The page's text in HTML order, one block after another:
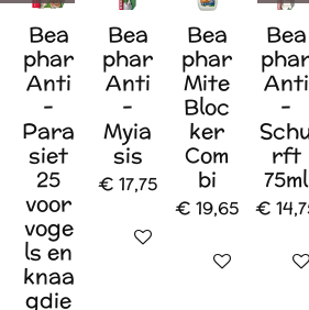
Bea
phar
Anti
-
Para
siet
25
voor
voge
ls en
knaa
gdie
Bea
phar
Anti
-
Myia
sis
€ 17,75
In winkelwagen
Bea
phar
Mite
Bloc
ker
Com
bi
€ 19,65
In winkelwagen
Bea
Anti
-
rft
75ml
€
In